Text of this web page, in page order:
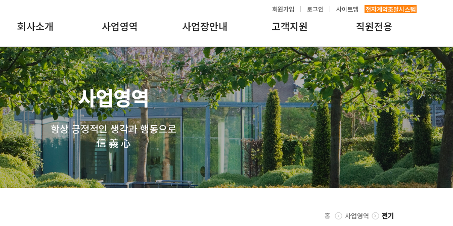
회원가입 로그인 사이트맵 전자계약조달시스템
회사소개 사업영역 사업장안내 고객지원 직원전용
사업영역
항상 긍정적인 생각과 행동으로
信 義 心
홈 사업영역 전기